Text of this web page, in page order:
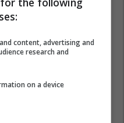
content, advertising and
research and
on a device